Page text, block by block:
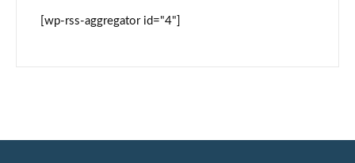
[wp-rss-aggregator id="4"]